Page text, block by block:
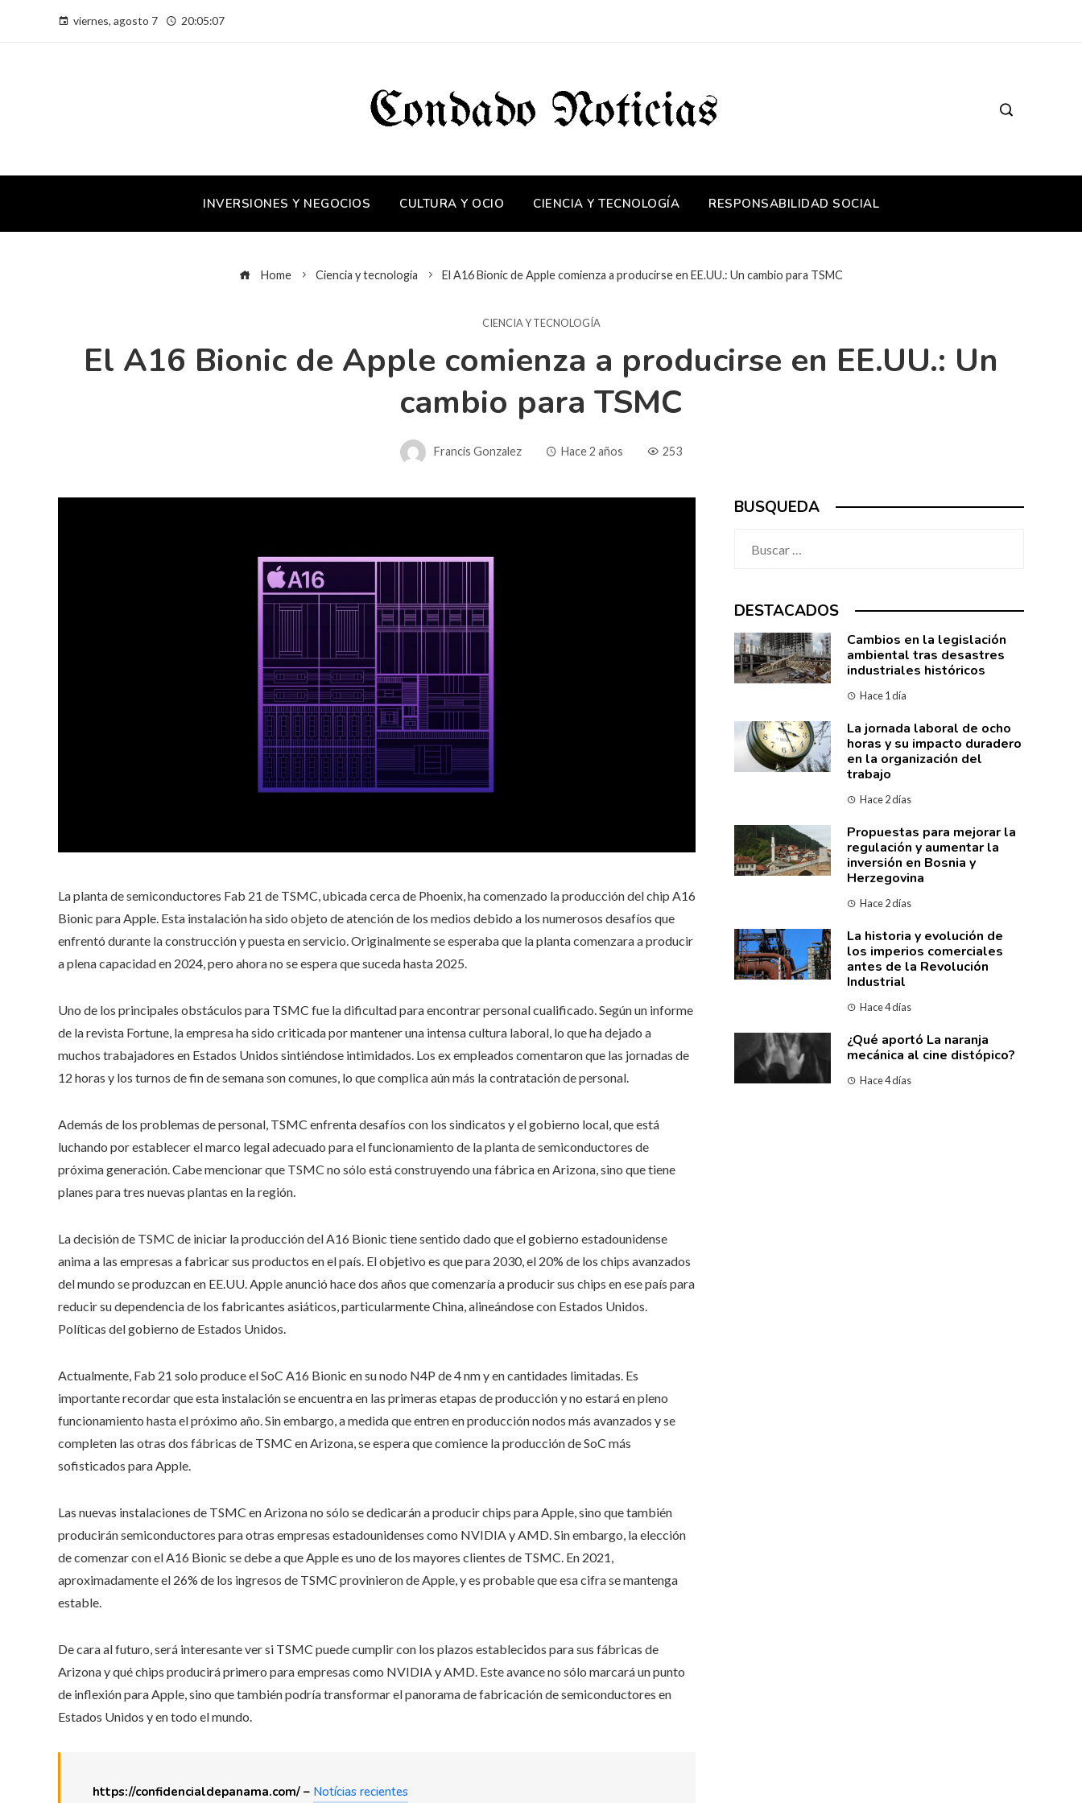
viernes, agosto 7 20:05:07
INVERSIONES Y NEGOCIOS CULTURA Y OCIO CIENCIA Y TECNOLOGÍA RESPONSABILIDAD SOCIAL
Home Ciencia y tecnología El A16 Bionic de Apple comienza a producirse en EE.UU.: Un cambio para TSMC
CIENCIA Y TECNOLOGÍA
El A16 Bionic de Apple comienza a producirse en EE.UU.: Un
cambio para TSMC
Francis Gonzalez Hace 2 años 253
La planta de semiconductores Fab 21 de TSMC, ubicada cerca de Phoenix, ha comenzado la producción del chip A16
Bionic para Apple. Esta instalación ha sido objeto de atención de los medios debido a los numerosos desafíos que
enfrentó durante la construcción y puesta en servicio. Originalmente se esperaba que la planta comenzara a producir
a plena capacidad en 2024, pero ahora no se espera que suceda hasta 2025.
Uno de los principales obstáculos para TSMC fue la dificultad para encontrar personal cualificado. Según un informe
de la revista Fortune, la empresa ha sido criticada por mantener una intensa cultura laboral, lo que ha dejado a
muchos trabajadores en Estados Unidos sintiéndose intimidados. Los ex empleados comentaron que las jornadas de
12 horas y los turnos de fin de semana son comunes, lo que complica aún más la contratación de personal.
Además de los problemas de personal, TSMC enfrenta desafíos con los sindicatos y el gobierno local, que está
luchando por establecer el marco legal adecuado para el funcionamiento de la planta de semiconductores de
próxima generación. Cabe mencionar que TSMC no sólo está construyendo una fábrica en Arizona, sino que tiene
planes para tres nuevas plantas en la región.
La decisión de TSMC de iniciar la producción del A16 Bionic tiene sentido dado que el gobierno estadounidense
anima a las empresas a fabricar sus productos en el país. El objetivo es que para 2030, el 20% de los chips avanzados
del mundo se produzcan en EE.UU. Apple anunció hace dos años que comenzaría a producir sus chips en ese país para
reducir su dependencia de los fabricantes asiáticos, particularmente China, alineándose con Estados Unidos.
Políticas del gobierno de Estados Unidos.
Actualmente, Fab 21 solo produce el SoC A16 Bionic en su nodo N4P de 4 nm y en cantidades limitadas. Es
importante recordar que esta instalación se encuentra en las primeras etapas de producción y no estará en pleno
funcionamiento hasta el próximo año. Sin embargo, a medida que entren en producción nodos más avanzados y se
completen las otras dos fábricas de TSMC en Arizona, se espera que comience la producción de SoC más
sofisticados para Apple.
Las nuevas instalaciones de TSMC en Arizona no sólo se dedicarán a producir chips para Apple, sino que también
producirán semiconductores para otras empresas estadounidenses como NVIDIA y AMD. Sin embargo, la elección
de comenzar con el A16 Bionic se debe a que Apple es uno de los mayores clientes de TSMC. En 2021,
aproximadamente el 26% de los ingresos de TSMC provinieron de Apple, y es probable que esa cifra se mantenga
estable.
De cara al futuro, será interesante ver si TSMC puede cumplir con los plazos establecidos para sus fábricas de
Arizona y qué chips producirá primero para empresas como NVIDIA y AMD. Este avance no sólo marcará un punto
de inflexión para Apple, sino que también podría transformar el panorama de fabricación de semiconductores en
Estados Unidos y en todo el mundo.
https://confidencialdepanama.com/ – Notícias recientes
BUSQUEDA
DESTACADOS
Cambios en la legislación
ambiental tras desastres
industriales históricos
Hace 1 día
La jornada laboral de ocho
horas y su impacto duradero
en la organización del
trabajo
Hace 2 días
Propuestas para mejorar la
regulación y aumentar la
inversión en Bosnia y
Herzegovina
Hace 2 días
La historia y evolución de
los imperios comerciales
antes de la Revolución
Industrial
Hace 4 días
¿Qué aportó La naranja
mecánica al cine distópico?
Hace 4 días